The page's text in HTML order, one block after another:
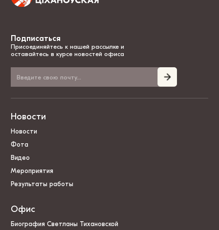
Подписаться
Присоединяйтесь к нашей рассылке и
оставайтесь в курсе новостей офиса
Новости
Новости
Фота
Видео
Мероприятия
Результаты работы
Офис
Биография Светланы Тихановской